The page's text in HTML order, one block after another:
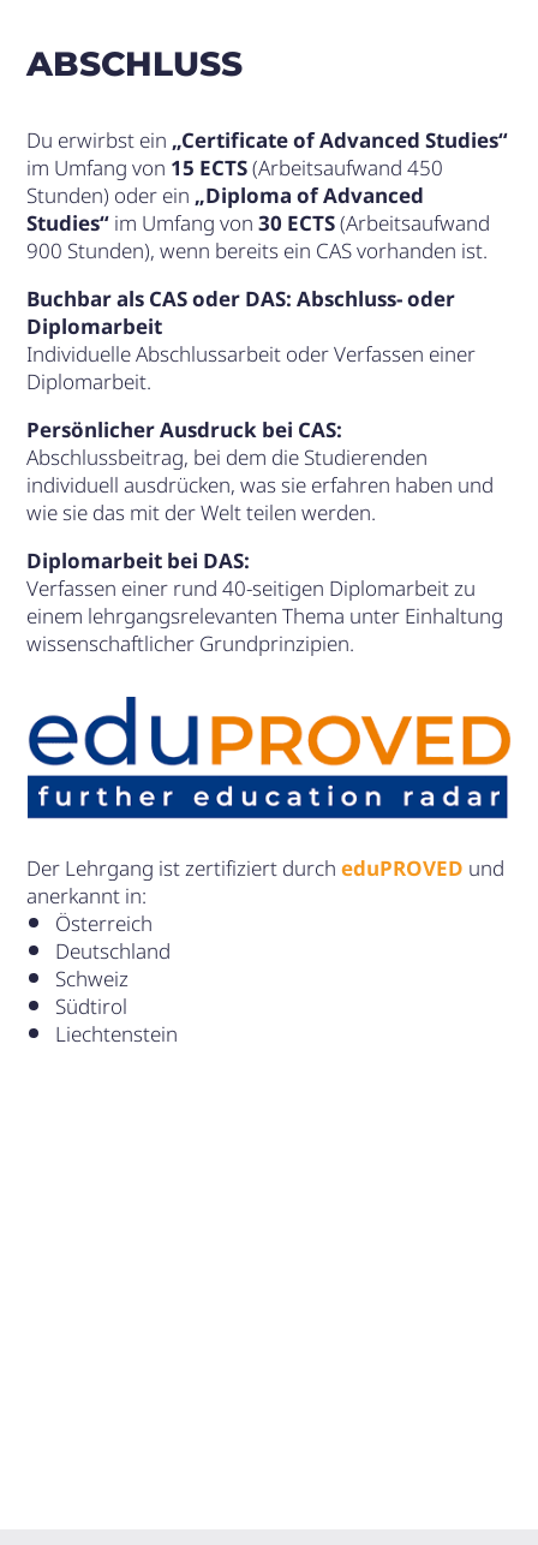
ABSCHLUSS
Du erwirbst ein„Certificate of Advanced Studies“
im Umfang von15 ECTS(Arbeitsaufwand 450
Stunden) oder ein„Diploma of Advanced
Studies“im Umfang von30 ECTS(Arbeitsaufwand
900 Stunden), wenn bereits ein CAS vorhanden ist.
Buchbar als CAS oder DAS: Abschluss- oder
Diplomarbeit
Individuelle Abschlussarbeit oder Verfassen einer
Diplomarbeit.
Persönlicher Ausdruck bei CAS:
Abschlussbeitrag, bei dem die Studierenden
individuell ausdrücken, was sie erfahren haben und
wie sie das mit der Welt teilen werden.
Diplomarbeit bei DAS:
Verfassen einer rund 40-seitigen Diplomarbeit zu
einem lehrgangsrelevanten Thema unter Einhaltung
wissenschaftlicher Grundprinzipien.
Der Lehrgang ist zertifiziert durcheduPROVEDund
anerkannt in:
Österreich
Deutschland
Schweiz
Südtirol
Liechtenstein